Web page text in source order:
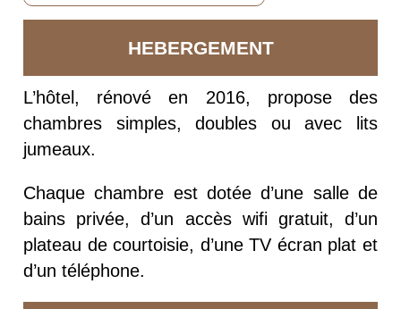
HEBERGEMENT
L’hôtel, rénové en 2016, propose des
chambres simples, doubles ou avec lits
jumeaux.
Chaque chambre est dotée d’une salle de
bains privée, d’un accès wifi gratuit, d’un
plateau de courtoisie, d’une TV écran plat et
d’un téléphone.